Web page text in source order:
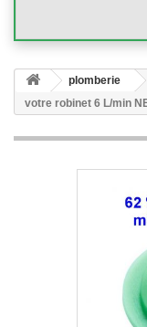
plomberie
votre robinet 6 L/min